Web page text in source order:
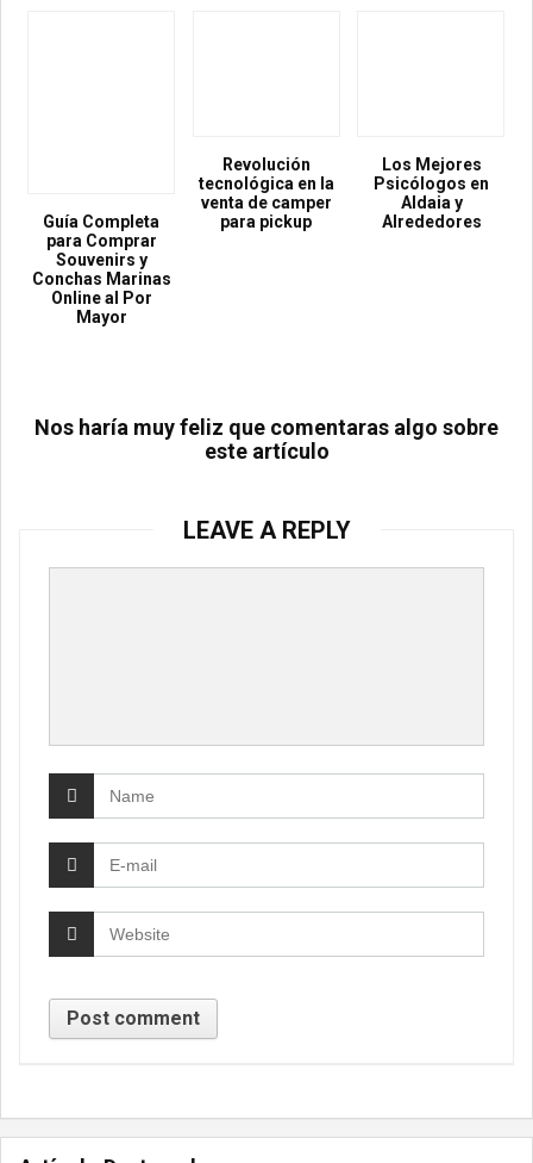
Guía Completa
para Comprar
Souvenirs y
Conchas Marinas
Online al Por
Mayor
Revolución
tecnológica en la
venta de camper
para pickup
Los Mejores
Psicólogos en
Aldaia y
Alrededores
Nos haría muy feliz que comentaras algo sobre
este artículo
LEAVE A REPLY